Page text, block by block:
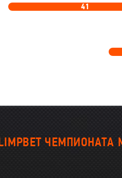
41
ЧЕМПИОНАТА